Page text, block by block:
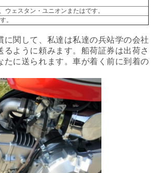
ウェスタン・ユニオンまたはです。
。
に関して、私達は私達の兵站学の会社
るように頼みます。船荷証券は出荷さ
たに送られます。車が着く前に到着の